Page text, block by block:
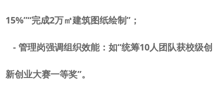
15%”“完成2万㎡建筑图纸绘制”；
-管理岗强调组织效能：如“统筹10人团队获校级创
新创业大赛一等奖”。